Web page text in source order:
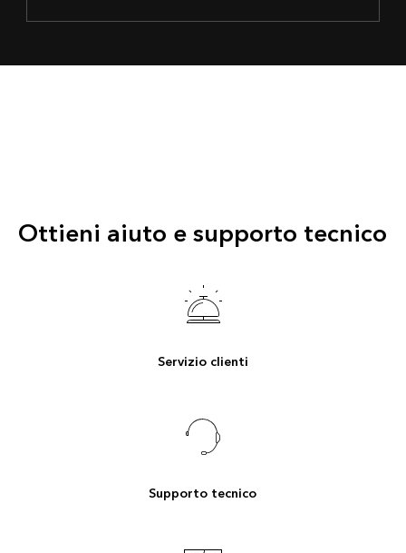
Ottieni aiuto e supporto tecnico
Servizio clienti
Supporto tecnico